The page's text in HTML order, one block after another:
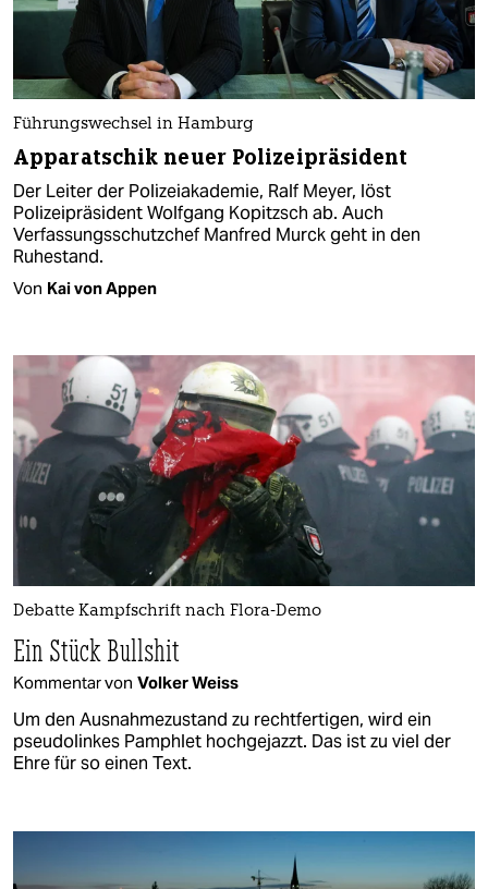
Führungswechsel in Hamburg
Apparatschik neuer Polizeipräsident
Der Leiter der Polizeiakademie, Ralf Meyer, löst
Polizeipräsident Wolfgang Kopitzsch ab. Auch
Verfassungsschutzchef Manfred Murck geht in den
Ruhestand.
Von Kai von Appen
Debatte Kampfschrift nach Flora-Demo
Ein Stück Bullshit
Kommentar von Volker Weiss
Um den Ausnahmezustand zu rechtfertigen, wird ein
pseudolinkes Pamphlet hochgejazzt. Das ist zu viel der
Ehre für so einen Text.